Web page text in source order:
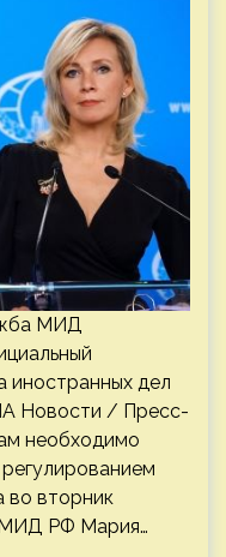
МИД
иностранных дел
Новости / Пресс-
необходимо
во вторник
МИД РФ Мария…